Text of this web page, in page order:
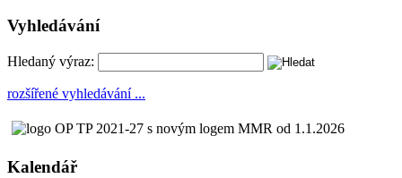
Vyhledávání
Hledaný výraz:
rozšířené vyhledávání ...
Kalendář